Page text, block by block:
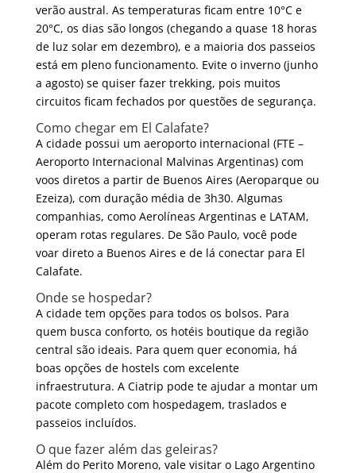
verão austral. As temperaturas ficam entre 10°C e
20°C, os dias são longos (chegando a quase 18 horas
de luz solar em dezembro), e a maioria dos passeios
está em pleno funcionamento. Evite o inverno (junho
a agosto) se quiser fazer trekking, pois muitos
circuitos ficam fechados por questões de segurança.
Como chegar em El Calafate?
A cidade possui um aeroporto internacional (FTE –
Aeroporto Internacional Malvinas Argentinas) com
voos diretos a partir de Buenos Aires (Aeroparque ou
Ezeiza), com duração média de 3h30. Algumas
companhias, como Aerolíneas Argentinas e LATAM,
operam rotas regulares. De São Paulo, você pode
voar direto a Buenos Aires e de lá conectar para El
Calafate.
Onde se hospedar?
A cidade tem opções para todos os bolsos. Para
quem busca conforto, os hotéis boutique da região
central são ideais. Para quem quer economia, há
boas opções de hostels com excelente
infraestrutura. A Ciatrip pode te ajudar a montar um
pacote completo com hospedagem, traslados e
passeios incluídos.
O que fazer além das geleiras?
Além do Perito Moreno, vale visitar o Lago Argentino